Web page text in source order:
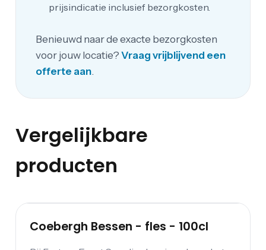
prijsindicatie inclusief bezorgkosten.
Benieuwd naar de exacte bezorgkosten
voor jouw locatie?Vraag vrijblijvend een
offerte aan.
Vergelijkbare
producten
Coebergh Bessen - fles - 100cl